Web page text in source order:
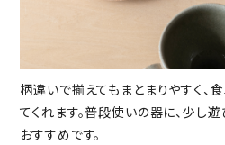
柄違いで揃えてもまとまりやすく、
てくれます。普段使いの器に、少し
おすすめです。